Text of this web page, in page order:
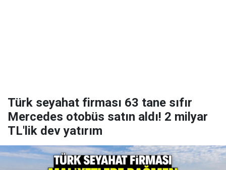
Türk seyahat firması 63 tane sıfır
Mercedes otobüs satın aldı! 2 milyar
TL'lik dev yatırım